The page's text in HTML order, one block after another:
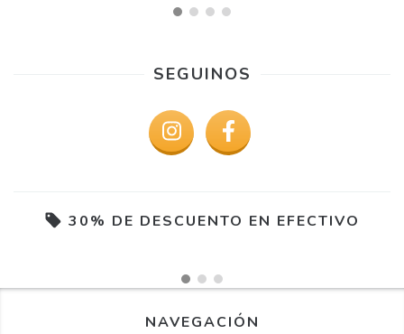
SEGUINOS
30% DE DESCUENTO EN EFECTIVO
NAVEGACIÓN